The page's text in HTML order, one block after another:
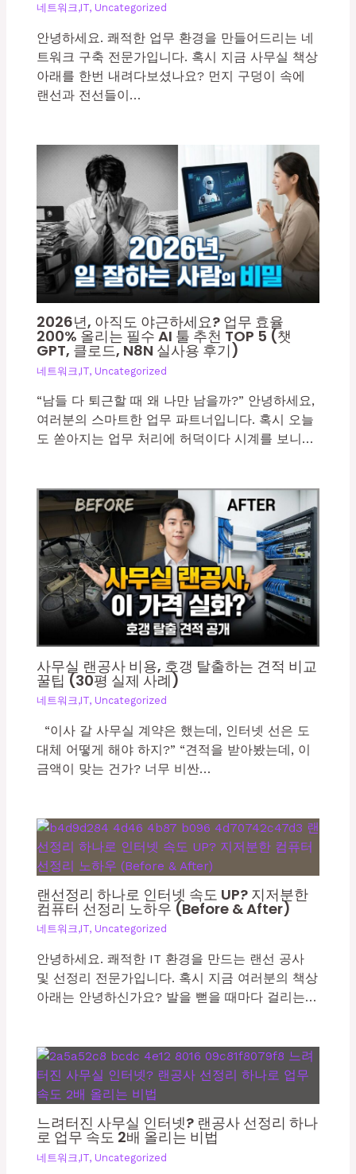
네트워크,IT, Uncategorized
안녕하세요. 쾌적한 업무 환경을 만들어드리는 네
트워크 구축 전문가입니다. 혹시 지금 사무실 책상
아래를 한번 내려다보셨나요? 먼지 구덩이 속에
랜선과 전선들이…
2026년, 아직도 야근하세요? 업무 효율
200% 올리는 필수 AI 툴 추천 TOP 5 (챗
GPT, 클로드, N8N 실사용 후기)
네트워크,IT, Uncategorized
“남들 다 퇴근할 때 왜 나만 남을까?” 안녕하세요,
여러분의 스마트한 업무 파트너입니다. 혹시 오늘
도 쏟아지는 업무 처리에 허덕이다 시계를 보니…
사무실 랜공사 비용, 호갱 탈출하는 견적 비교
꿀팁 (30평 실제 사례)
네트워크,IT, Uncategorized
“이사 갈 사무실 계약은 했는데, 인터넷 선은 도
대체 어떻게 해야 하지?” “견적을 받아봤는데, 이
금액이 맞는 건가? 너무 비싼…
랜선정리 하나로 인터넷 속도 UP? 지저분한
컴퓨터 선정리 노하우 (Before & After)
네트워크,IT, Uncategorized
안녕하세요. 쾌적한 IT 환경을 만드는 랜선 공사
및 선정리 전문가입니다. 혹시 지금 여러분의 책상
아래는 안녕하신가요? 발을 뻗을 때마다 걸리는…
느려터진 사무실 인터넷? 랜공사 선정리 하나
로 업무 속도 2배 올리는 비법
네트워크,IT, Uncategorized